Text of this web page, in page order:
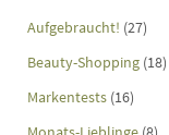
Aufgebraucht! (27)
Beauty-Shopping (18)
Markentests (16)